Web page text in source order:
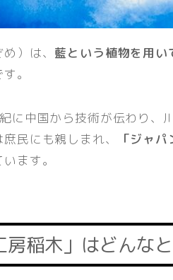
）は、 藍という植物を用
。
に中国から技術が伝わり、
民にも親しまれ、
「ジャ
ます。
房稲木」はどんな